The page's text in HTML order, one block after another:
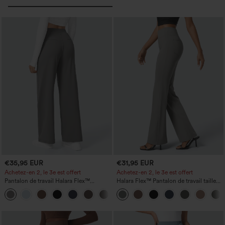
€35,95 EUR
Achetez-en 2, le 3e est offert
Pantalon de travail Halara Flex™
DayStretch à taille haute, avec poches et
coupe droite
+23
€31,95 EUR
Achetez-en 2, le 3e est offert
Halara Flex™ Pantalon de travail taille
haute avec poche latérale arrière et
légère coupe évasée